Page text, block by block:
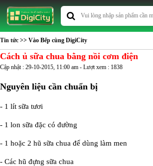
Tin tức >> Vào Bếp cùng DigiCity
Cách ủ sữa chua bằng nồi cơm điện
Cập nhật : 29-10-2015, 11:00 am - Lượt xem : 1838
Nguyên liệu cần chuẩn bị
- 1 lít sữa tươi
- 1 lon sữa đặc có đường
- 1 hoặc 2 hũ sữa chua để dùng làm men
- Các hũ đựng sữa chua